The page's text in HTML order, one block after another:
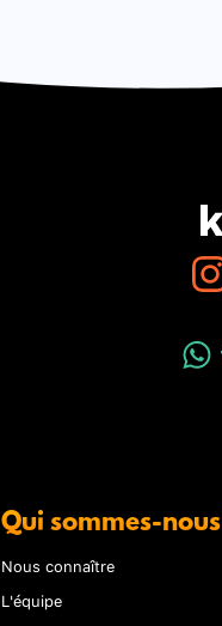
Qui sommes-
Nous connaître
L'équipe